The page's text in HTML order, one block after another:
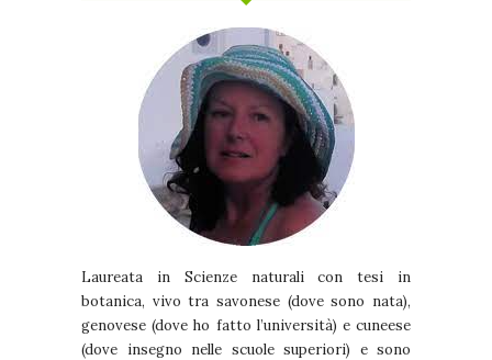
Laureata in Scienze naturali con tesi in
botanica, vivo tra savonese (dove sono nata),
genovese (dove ho fatto l’università) e cuneese
(dove insegno nelle scuole superiori) e sono